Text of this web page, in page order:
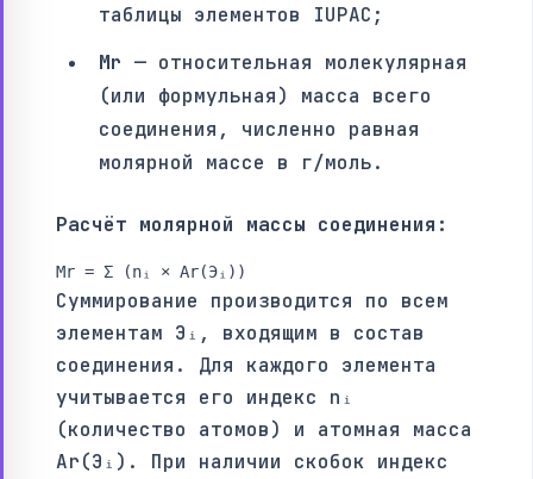
таблицы элементов IUPAC;
Mr — относительная молекулярная
(или формульная) масса всего
соединения, численно равная
молярной массе в г/моль.
Расчёт молярной массы соединения:
Mr = Σ (nᵢ × Ar(Эᵢ))
Суммирование производится по всем
элементам Эᵢ, входящим в состав
соединения. Для каждого элемента
учитывается его индекс nᵢ
(количество атомов) и атомная масса
Ar(Эᵢ). При наличии скобок индекс